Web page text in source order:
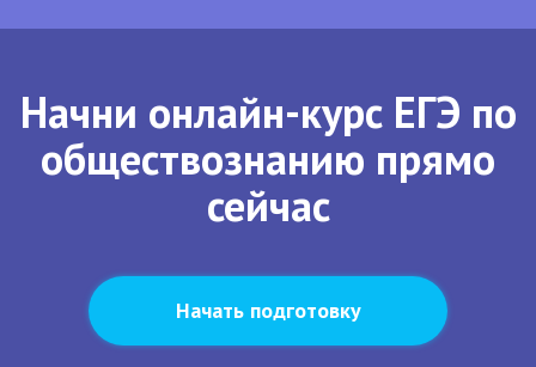
Начни онлайн-курс ЕГЭ по
обществознанию прямо
сейчас
Начать подготовку